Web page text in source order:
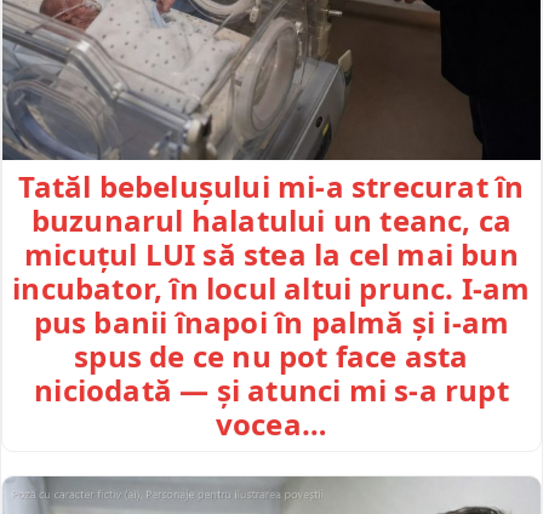
Tatăl bebelușului mi-a strecurat în
buzunarul halatului un teanc, ca
micuțul LUI să stea la cel mai bun
incubator, în locul altui prunc. I-am
pus banii înapoi în palmă și i-am
spus de ce nu pot face asta
niciodată — și atunci mi s-a rupt
vocea…